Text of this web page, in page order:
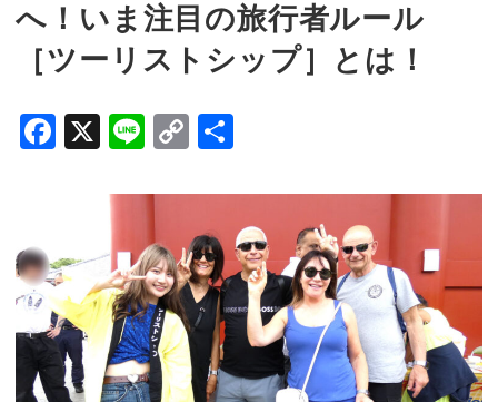
へ！いま注目の旅行者ルール
［ツーリストシップ］とは！
F
b
o
o
k
X
Li
e
C
p
y
Li
n
k